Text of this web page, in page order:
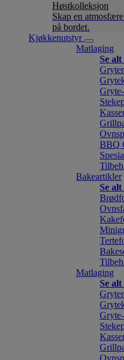
Høstkolleksjon
Skap en
på bordet.
Kjøkkenutstyr
Matlaging
Se
Gryter
BBQ
Bakeartikler
Se
Matlaging
Se
Gryter